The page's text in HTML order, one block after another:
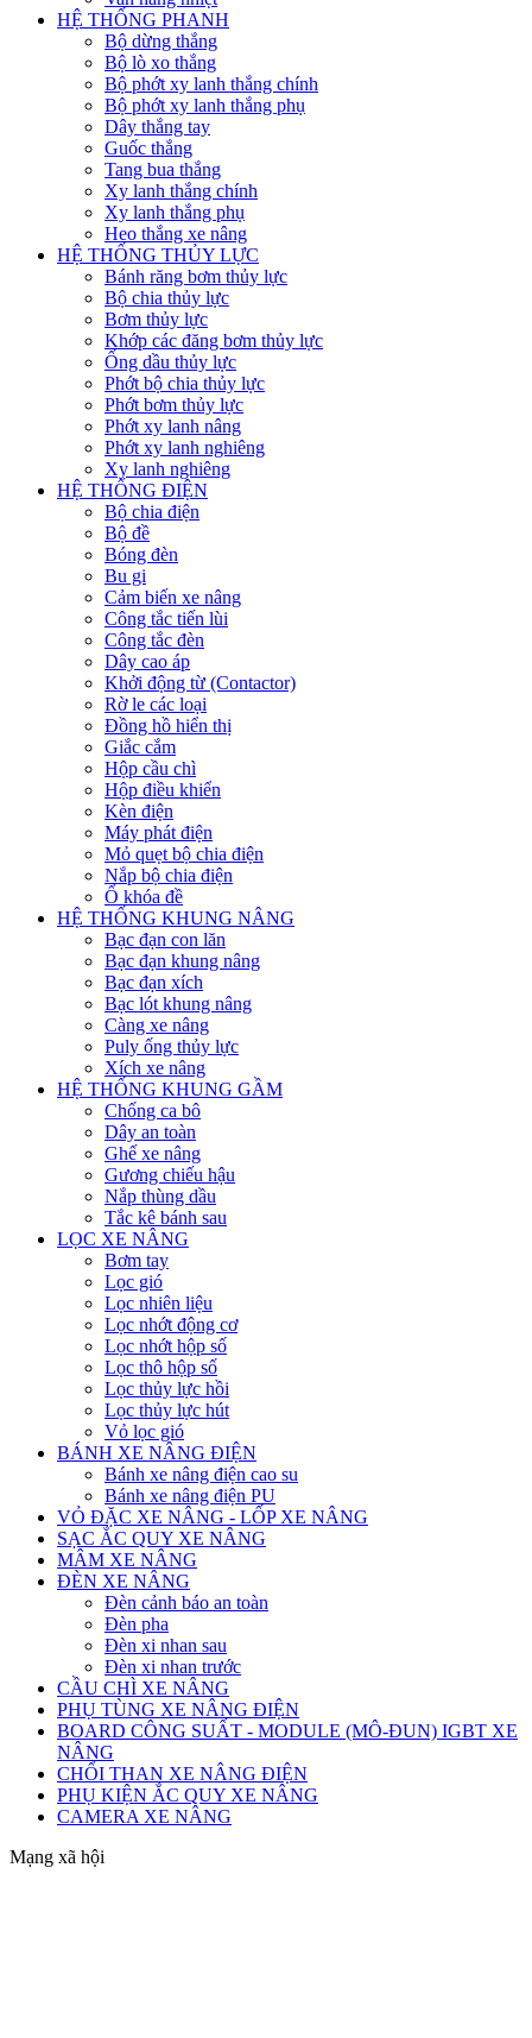
HỆ THỐNG PHANH
Bộ dừng thắng
Bộ lò xo thắng
Bộ phớt xy lanh thắng chính
Bộ phớt xy lanh thắng phụ
Dây thắng tay
Guốc thắng
Tang bua thắng
Xy lanh thắng chính
Xy lanh thắng phụ
Heo thắng xe nâng
HỆ THỐNG THỦY LỰC
Bánh răng bơm thủy lực
Bộ chia thủy lực
Bơm thủy lực
Khớp các đăng bơm thủy lực
Ống dầu thủy lực
Phớt bộ chia thủy lực
Phớt bơm thủy lực
Phớt xy lanh nâng
Phớt xy lanh nghiêng
Xy lanh nghiêng
HỆ THỐNG ĐIỆN
Bộ chia điện
Bộ đề
Bóng đèn
Bu gi
Cảm biến xe nâng
Công tắc tiến lùi
Công tắc đèn
Dây cao áp
Khởi động từ (Contactor)
Rờ le các loại
Đồng hồ hiển thị
Giắc cắm
Hộp cầu chì
Hộp điều khiển
Kèn điện
Máy phát điện
Mỏ quẹt bộ chia điện
Nắp bộ chia điện
Ổ khóa đề
HỆ THỐNG KHUNG NÂNG
Bạc đạn con lăn
Bạc đạn khung nâng
Bạc đạn xích
Bạc lót khung nâng
Càng xe nâng
Puly ống thủy lực
Xích xe nâng
HỆ THỐNG KHUNG GẦM
Chống ca bô
Dây an toàn
Ghế xe nâng
Gương chiếu hậu
Nắp thùng dầu
Tắc kê bánh sau
LỌC XE NÂNG
Bơm tay
Lọc gió
Lọc nhiên liệu
Lọc nhớt động cơ
Lọc nhớt hộp số
Lọc thô hộp số
Lọc thủy lực hồi
Lọc thủy lực hút
Vỏ lọc gió
BÁNH XE NÂNG ĐIỆN
Bánh xe nâng điện cao su
Bánh xe nâng điện PU
VỎ ĐẶC XE NÂNG - LỐP XE NÂNG
SẠC ẮC QUY XE NÂNG
MÂM XE NÂNG
ĐÈN XE NÂNG
Đèn cảnh báo an toàn
Đèn pha
Đèn xi nhan sau
Đèn xi nhan trước
CẦU CHÌ XE NÂNG
PHỤ TÙNG XE NÂNG ĐIỆN
BOARD CÔNG SUẤT - MODULE (MÔ-ĐUN) IGBT XE
NÂNG
CHỔI THAN XE NÂNG ĐIỆN
PHỤ KIỆN ẮC QUY XE NÂNG
CAMERA XE NÂNG
Mạng xã hội